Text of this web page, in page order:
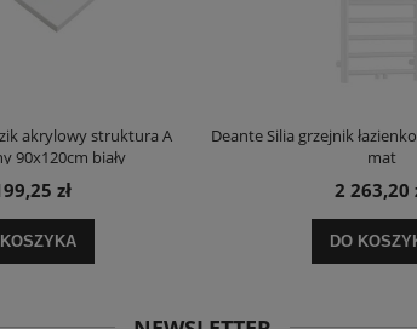
akrylowy struktura A
90x120cm biały
zł
Deante Silia grzejnik
mat
2 263,20
DO